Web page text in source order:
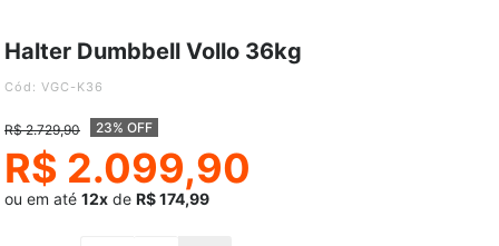
Halter Dumbbell Vollo 36kg
: VGC-K36
R$ 2.729,90 23% OFF
R$ 2.099,90
ou em até 12x de R$ 174,99